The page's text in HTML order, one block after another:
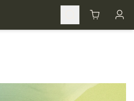
Cart